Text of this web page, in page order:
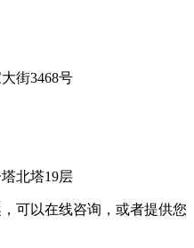
街3468号
北塔19层
可以在线咨询，或者提供您